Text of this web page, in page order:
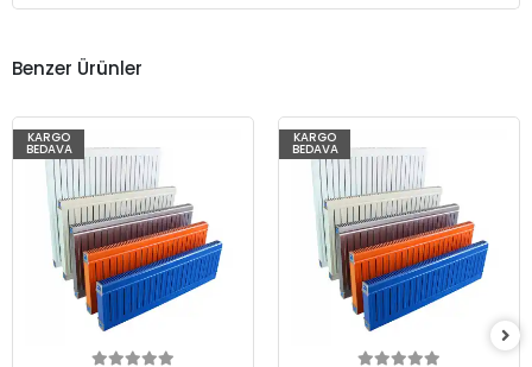
Benzer Ürünler
KARGO
BEDAVA
KARGO
BEDAVA